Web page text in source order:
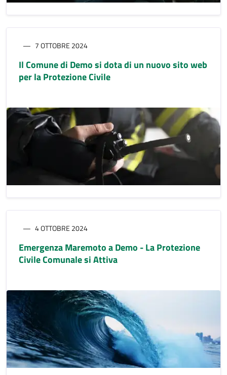
7 OTTOBRE 2024
Il Comune di Demo si dota di un nuovo sito web
per la Protezione Civile
4 OTTOBRE 2024
Emergenza Maremoto a Demo - La Protezione
Civile Comunale si Attiva